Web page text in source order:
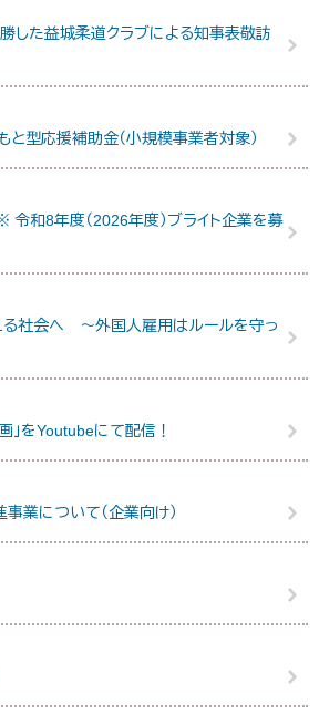
した益城柔道クラブによる知事表敬訪
型応援補助金（小規模事業者対象）
和8年度（2026年度）ブライト企業を募
る社会へ ～外国人雇用はルールを守っ
」をYoutubeにて配信！
業について（企業向け）